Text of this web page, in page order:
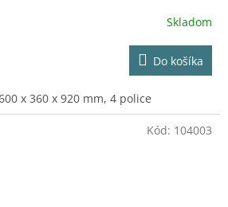
A
R
M
O
Skladom
Do košíka
x 360 x 920 mm, 4 police
Kód: 104003